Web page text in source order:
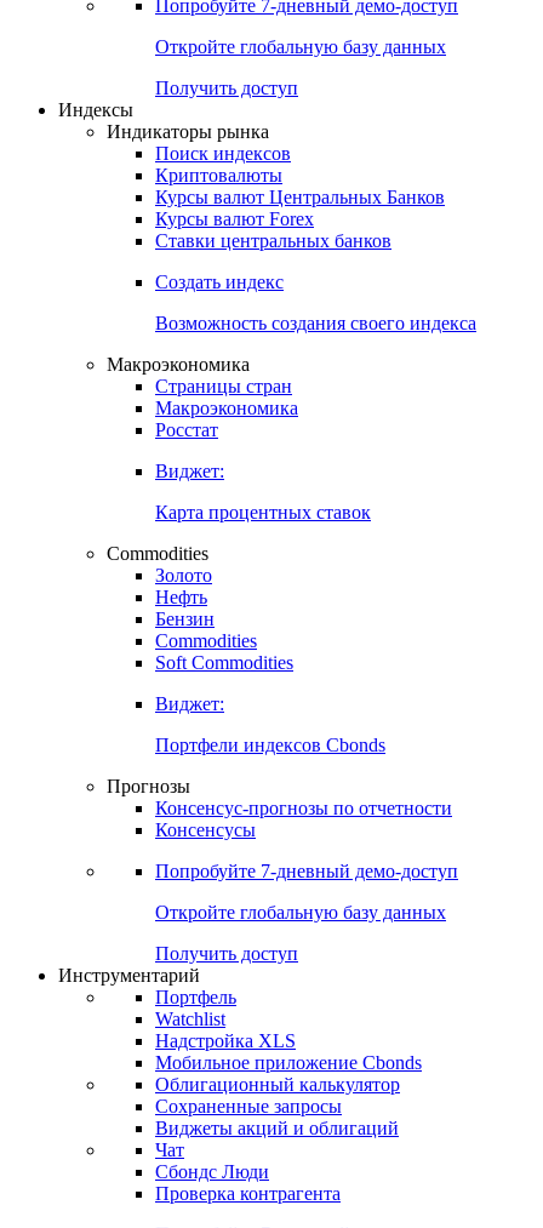
Попробуйте 7-дневный демо-доступ
Откройте глобальную базу данных
Получить доступ
Индексы
Индикаторы рынка
Поиск индексов
Криптовалюты
Курсы валют Центральных Банков
Курсы валют Forex
Ставки центральных банков
Создать индекс
Возможность создания своего индекса
Макроэкономика
Страницы стран
Макроэкономика
Росстат
Виджет:
Карта процентных ставок
Commodities
Золото
Нефть
Бензин
Commodities
Soft Commodities
Виджет:
Портфели индексов Cbonds
Прогнозы
Консенсус-прогнозы по отчетности
Консенсусы
Попробуйте 7-дневный демо-доступ
Откройте глобальную базу данных
Получить доступ
Инструментарий
Портфель
Watchlist
Надстройка XLS
Мобильное приложение Cbonds
Облигационный калькулятор
Сохраненные запросы
Виджеты акций и облигаций
Чат
Сбондс Люди
Проверка контрагента